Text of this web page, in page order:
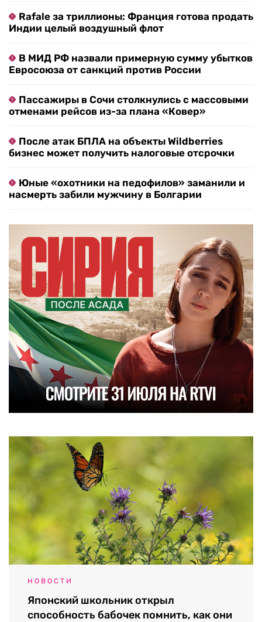
Rafale за триллионы: Франция готова продать
Индии целый воздушный флот
В МИД РФ назвали примерную сумму убытков
Евросоюза от санкций против России
Пассажиры в Сочи столкнулись с массовыми
отменами рейсов из-за плана «Ковер»
После атак БПЛА на объекты Wildberries
бизнес может получить налоговые отсрочки
Юные «охотники на педофилов» заманили и
насмерть забили мужчину в Болгарии
НОВОСТИ
Японский школьник открыл
способность бабочек помнить, как они